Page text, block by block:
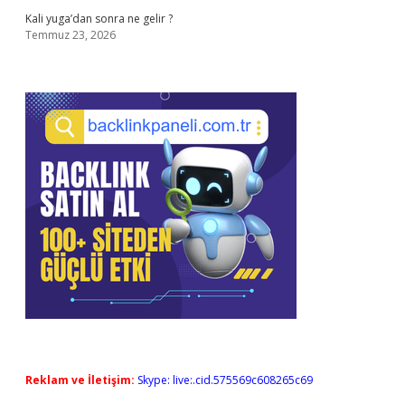
Kali yuga’dan sonra ne gelir ?
Temmuz 23, 2026
Reklam ve İletişim: Skype: live:.cid.575569c608265c69